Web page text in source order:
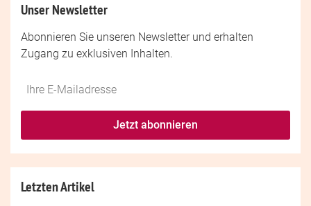
Unser Newsletter
Abonnieren Sie unseren Newsletter und erhalten
Zugang zu exklusiven Inhalten.
Do
fill
*Ihre
Mailadresse:
Jetzt abonnieren
Letzten Artikel